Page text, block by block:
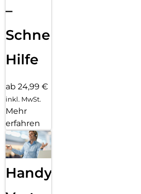
–
Schnelle
Hilfe
ab 24,99 €
inkl. MwSt.
Mehr
erfahren
Handy